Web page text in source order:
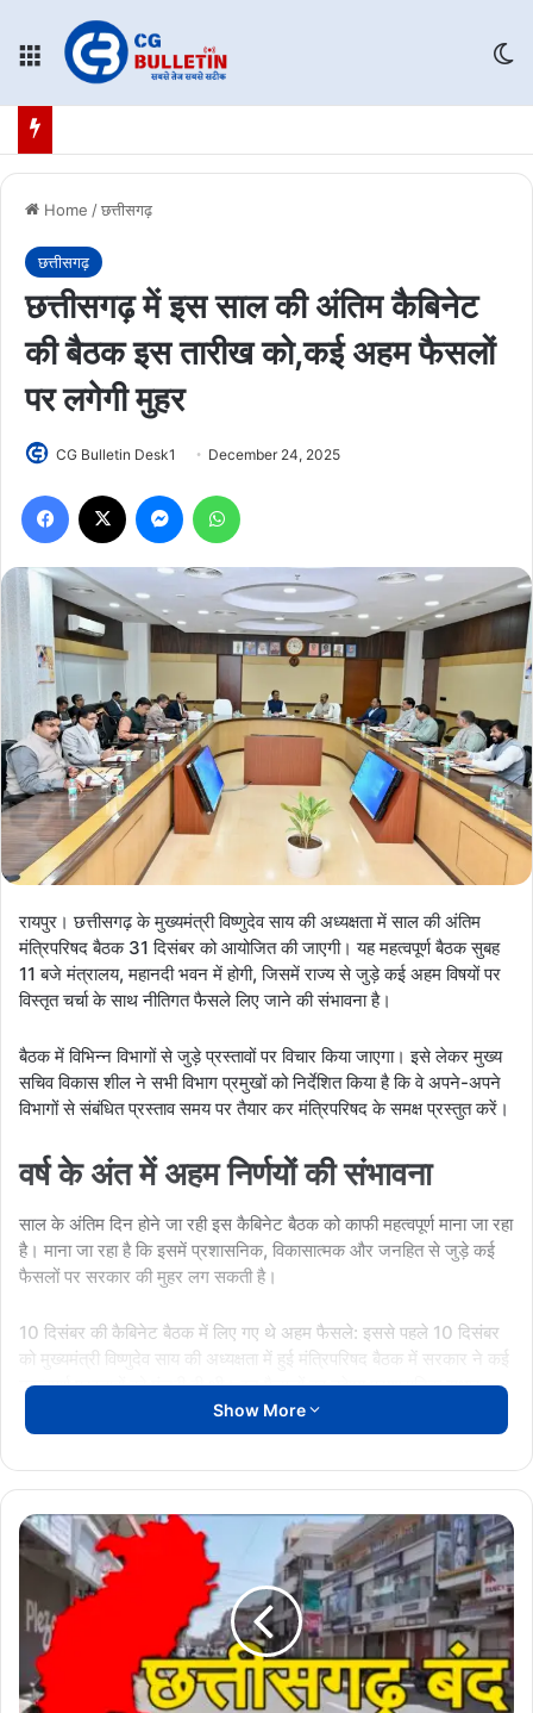
Menu
Home /छत्तीसगढ़
छत्तीसगढ़
छत्तीसगढ़ में इस साल की अंतिम कैबिनेट
की बैठक इस तारीख को,कई अहम फैसलों
पर लगेगी मुहर
CG Bulletin Desk1 December 24, 2025
Facebook Messenger
रायपुर। छत्तीसगढ़ के मुख्यमंत्री विष्णुदेव साय की अध्यक्षता में साल की अंतिम
मंत्रिपरिषद बैठक 31 दिसंबर को आयोजित की जाएगी। यह महत्वपूर्ण बैठक सुबह
11 बजे मंत्रालय, महानदी भवन में होगी, जिसमें राज्य से जुड़े कई अहम विषयों पर
विस्तृत चर्चा के साथ नीतिगत फैसले लिए जाने की संभावना है।
बैठक में विभिन्न विभागों से जुड़े प्रस्तावों पर विचार किया जाएगा। इसे लेकर मुख्य
सचिव विकास शील ने सभी विभाग प्रमुखों को निर्देशित किया है कि वे अपने-अपने
विभागों से संबंधित प्रस्ताव समय पर तैयार कर मंत्रिपरिषद के समक्ष प्रस्तुत करें।
वर्ष के अंत में अहम निर्णयों की संभावना
साल के अंतिम दिन होने जा रही इस कैबिनेट बैठक को काफी महत्वपूर्ण माना जा रहा
है। माना जा रहा है कि इसमें प्रशासनिक, विकासात्मक और जनहित से जुड़े कई
फैसलों पर सरकार की मुहर लग सकती है।
10 दिसंबर की कैबिनेट बैठक में लिए गए थे अहम फैसले: इससे पहले 10 दिसंबर
को मुख्यमंत्री विष्णुदेव साय की अध्यक्षता में हुई मंत्रिपरिषद बैठक में सरकार ने कई
महत्वपूर्ण प्रस्तावों को मंजूरी दी थी। इन फैसलों का उद्देश्य प्रशासनिक सुधार,
विकास कार्यों में तेजी और आम जनता को सीधा लाभ पहुंचाना रहा।सरकार लगातार
कैबिनेट के माध्यम से नीतिगत निर्णय लेकर राज्य के विकास को गति देने पर फोकस
की जा रही है।
CM VISHNU DEO SAI CMO
Sai cabinet
Show More
Chhattisgarh
Band:
रायपुर
से
बस्तर
का